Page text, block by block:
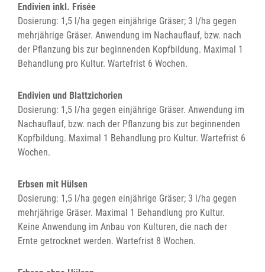
Endivien inkl. Frisée
Dosierung: 1,5 l/ha gegen einjährige Gräser; 3 l/ha gegen
mehrjährige Gräser. Anwendung im Nachauflauf, bzw. nach
der Pflanzung bis zur beginnenden Kopfbildung. Maximal 1
Behandlung pro Kultur. Wartefrist 6 Wochen.
Endivien und Blattzichorien
Dosierung: 1,5 l/ha gegen einjährige Gräser. Anwendung im
Nachauflauf, bzw. nach der Pflanzung bis zur beginnenden
Kopfbildung. Maximal 1 Behandlung pro Kultur. Wartefrist 6
Wochen.
Erbsen mit Hülsen
Dosierung: 1,5 l/ha gegen einjährige Gräser; 3 l/ha gegen
mehrjährige Gräser. Maximal 1 Behandlung pro Kultur.
Keine Anwendung im Anbau von Kulturen, die nach der
Ernte getrocknet werden. Wartefrist 8 Wochen.